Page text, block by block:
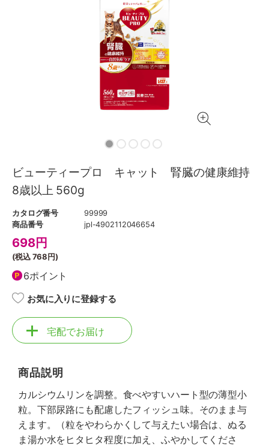
ビューティープロ キャット 腎臓の健康維持
8歳以上 560g
カタログ番号
99999
商品番号
jpl-4902112046654
698円
(税込768円)
6ポイント
お気に入りに登録する
宅配でお届け
商品説明
カルシウムリンを調整。食べやすいハート型の薄型小
粒。下部尿路にも配慮したフィッシュ味。そのまま与
えます。（粒をやわらかくして与えたい場合は、ぬる
ま湯か水をヒタヒタ程度に加え、ふやかしてくださ